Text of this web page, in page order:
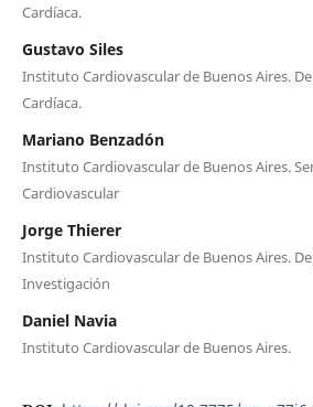
Cardíaca.
Gustavo Siles
Instituto Cardiovascular de Buenos Aires.
Cardíaca.
Mariano Benzadón
Instituto Cardiovascular de Buenos Aires.
Cardiovascular
Jorge Thierer
Instituto Cardiovascular de Buenos Aires.
Investigación
Daniel Navia
Instituto Cardiovascular de Buenos Aires.